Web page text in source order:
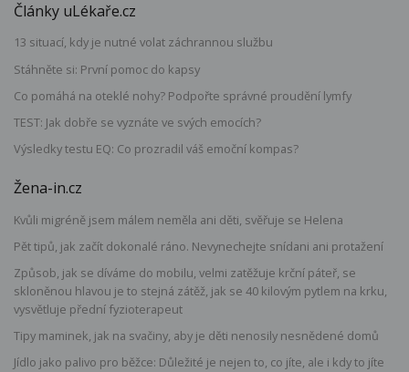
Články uLékaře.cz
13 situací, kdy je nutné volat záchrannou službu
Stáhněte si: První pomoc do kapsy
Co pomáhá na oteklé nohy? Podpořte správné proudění lymfy
TEST: Jak dobře se vyznáte ve svých emocích?
Výsledky testu EQ: Co prozradil váš emoční kompas?
Žena-in.cz
Kvůli migréně jsem málem neměla ani děti, svěřuje se Helena
Pět tipů, jak začít dokonalé ráno. Nevynechejte snídani ani protažení
Způsob, jak se díváme do mobilu, velmi zatěžuje krční páteř, se
skloněnou hlavou je to stejná zátěž, jak se 40 kilovým pytlem na krku,
vysvětluje přední fyzioterapeut
Tipy maminek, jak na svačiny, aby je děti nenosily nesnědené domů
Jídlo jako palivo pro běžce: Důležité je nejen to, co jíte, ale i kdy to jíte